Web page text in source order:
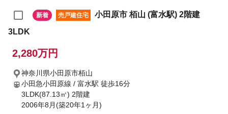
新着 売戸建住宅
小田原市 栢山 (富水駅) 2階建
3LDK
2,280万円
神奈川県小田原市栢山
小田急小田原線 / 富水駅 徒歩16分
3LDK(87.13㎡) 2階建
2006年8月(築20年1ヶ月)